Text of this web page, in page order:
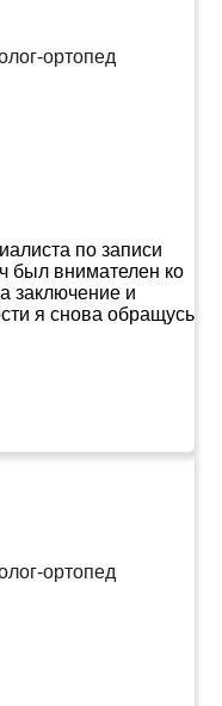
ортопед
по записи
был внимателен ко
заключение и
я снова обращусь
ортопед